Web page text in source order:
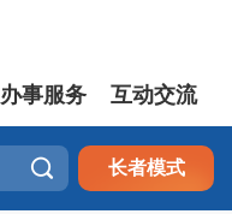
办事服务 互动交流
 长者模式